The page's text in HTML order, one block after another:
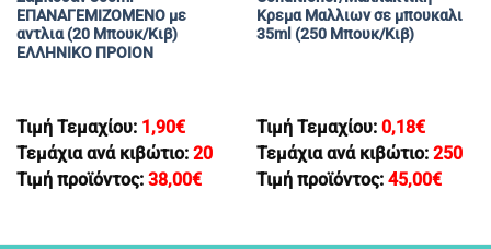
EΠΑΝΑΓΕΜΙΖΟΜΕΝΟ με
αντλια (20 Μπουκ/Κιβ)
ΕΛΛΗΝΙΚΟ ΠΡΟΙΟΝ
Τιμή Τεμαχίου: 1,90€
Τεμάχια ανά κιβώτιο: 20
Τιμή προϊόντος: 38,00€
Κρεμα Μαλλιων σε μπουκαλι
35ml (250 Μπουκ/Κιβ)
Τιμή Τεμαχίου: 0,18€
Τεμάχια ανά κιβώτιο: 250
Τιμή προϊόντος: 45,00€